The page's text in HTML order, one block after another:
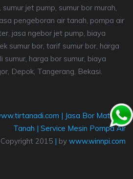
jet pump, sumur bor murah,
pengeboran air tanah, pompa air
jasa ngebor jet pump, biaya
sumur bor, tarif sumur bor, harga
sumur, harga bor sumur, biaya
Depok, Tangerang, Bekasi.
| Jasa Bor Mata Air
Tanah | Service Mesin Pompa Air
2015 | by www.winnpi.com